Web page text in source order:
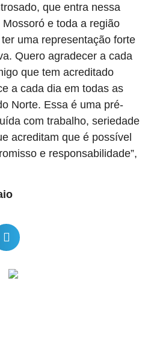
que entra nessa
e toda a região
uma representação forte
Quero agradecer a cada
que tem acreditado
a cada dia em todas as
Norte. Essa é uma pré-
com trabalho, seriedade
acreditam que é possível
e responsabilidade”,